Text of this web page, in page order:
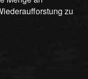
zu